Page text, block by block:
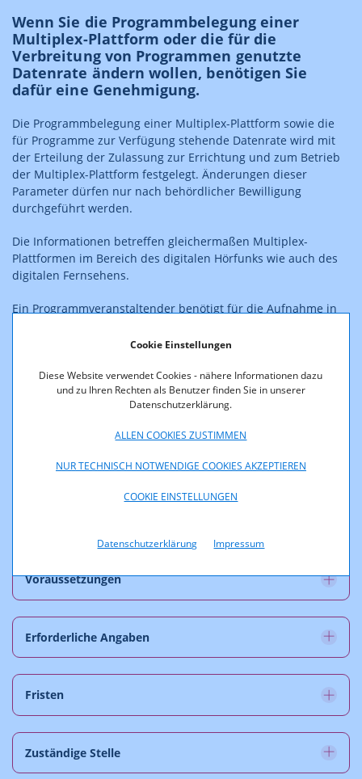
Cookie Einstellungen
Diese Website verwendet Cookies - nähere Informationen dazu
und zu Ihren Rechten als Benutzer finden Sie in unserer
Datenschutzerklärung.
ALLEN COOKIES ZUSTIMMEN
NUR TECHNISCH NOTWENDIGE COOKIES AKZEPTIEREN
COOKIE EINSTELLUNGEN
Datenschutzerklärung Impressum
Wenn Sie die Programmbelegung einer
Multiplex-Plattform oder die für die
Verbreitung von Programmen genutzte
Datenrate ändern wollen, benötigen Sie
dafür eine Genehmigung.
Die Programmbelegung einer Multiplex-Plattform sowie die
für Programme zur Verfügung stehende Datenrate wird mit
der Erteilung der Zulassung zur Errichtung und zum Betrieb
der Multiplex-Plattform festgelegt. Änderungen dieser
Parameter dürfen nur nach behördlicher Bewilligung
durchgeführt werden.
Die Informationen betreffen gleichermaßen Multiplex-
Plattformen im Bereich des digitalen Hörfunks wie auch des
digitalen Fernsehens.
Ein Programmveranstaltender benötigt für die Aufnahme in
Datenschutz
Voraussetzungen
Erforderliche Angaben
Fristen
Zuständige Stelle